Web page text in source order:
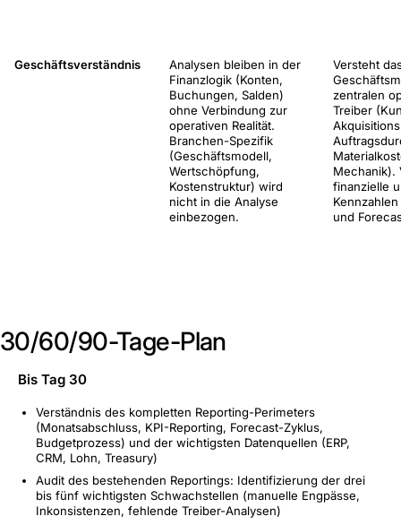
Geschäftsverständnis
Analysen bleiben in der
Finanzlogik (Konten,
Buchungen, Salden)
ohne Verbindung zur
operativen Realität.
Branchen-Spezifik
(Geschäftsmodell,
Wertschöpfung,
Kostenstruktur) wird
nicht in die Analyse
einbezogen.
Versteht
zentralen
Treiber
Mechanik).
finanzielle
und
30/60/90-Tage-Plan
Bis Tag 30
Verständnis des kompletten Reporting-Perimeters
(Monatsabschluss, KPI-Reporting, Forecast-Zyklus,
Budgetprozess) und der wichtigsten Datenquellen (ERP,
CRM, Lohn, Treasury)
Audit des bestehenden Reportings: Identifizierung der drei
bis fünf wichtigsten Schwachstellen (manuelle Engpässe,
Inkonsistenzen, fehlende Treiber-Analysen)